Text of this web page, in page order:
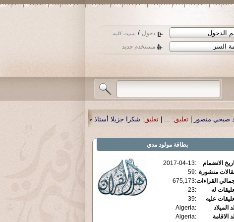
دخول / نسيت كلمة
مستخدم جديد
شكرا جزيلا أستاذ حمد الحمد .أكرمكم الله .|تعليق:
بطاقةمولود مدي
الانضمام :
2017-04-13
منشورة :
59
القراءات:
675,173
له
:
23
عليه
:
39
الميلاد
:
Algeria
الاقامة
:
Algeria